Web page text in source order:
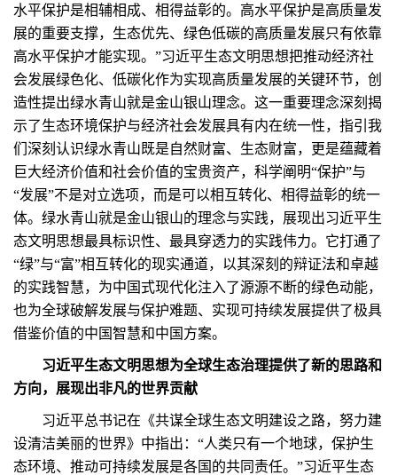
水平保护是相辅相成、相得益彰的。高水平保护是高质量发
展的重要支撑，生态优先、绿色低碳的高质量发展只有依靠
高水平保护才能实现。”习近平生态文明思想把推动经济社
会发展绿色化、低碳化作为实现高质量发展的关键环节，创
造性提出绿水青山就是金山银山理念。这一重要理念深刻揭
示了生态环境保护与经济社会发展具有内在统一性，指引我
们深刻认识绿水青山既是自然财富、生态财富，更是蕴藏着
巨大经济价值和社会价值的宝贵资产，科学阐明“保护”与
“发展”不是对立选项，而是可以相互转化、相得益彰的统一
体。绿水青山就是金山银山的理念与实践，展现出习近平生
态文明思想最具标识性、最具穿透力的实践伟力。它打通了
“绿”与“富”相互转化的现实通道，以其深刻的辩证法和卓越
的实践智慧，为中国式现代化注入了源源不断的绿色动能，
也为全球破解发展与保护难题、实现可持续发展提供了极具
借鉴价值的中国智慧和中国方案。
习近平生态文明思想为全球生态治理提供了新的思路和
方向，展现出非凡的世界贡献
习近平总书记在《共谋全球生态文明建设之路，努力建
设清洁美丽的世界》中指出：“人类只有一个地球，保护生
态环境、推动可持续发展是各国的共同责任。”习近平生态